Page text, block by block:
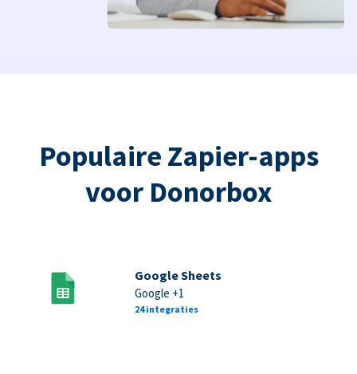
Populaire Zapier-apps
voor Donorbox
Google Sheets
Google +1
24 integraties